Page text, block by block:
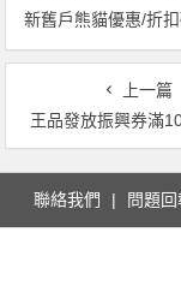
新舊戶熊貓優惠/折
(2026年)
上一篇
王品發放振興券滿1000送1000，信用卡優惠最高12%！「先吃再說現
文
導
聯絡我們 問題回